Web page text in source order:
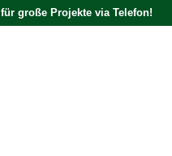
große Projekte via Telefon!